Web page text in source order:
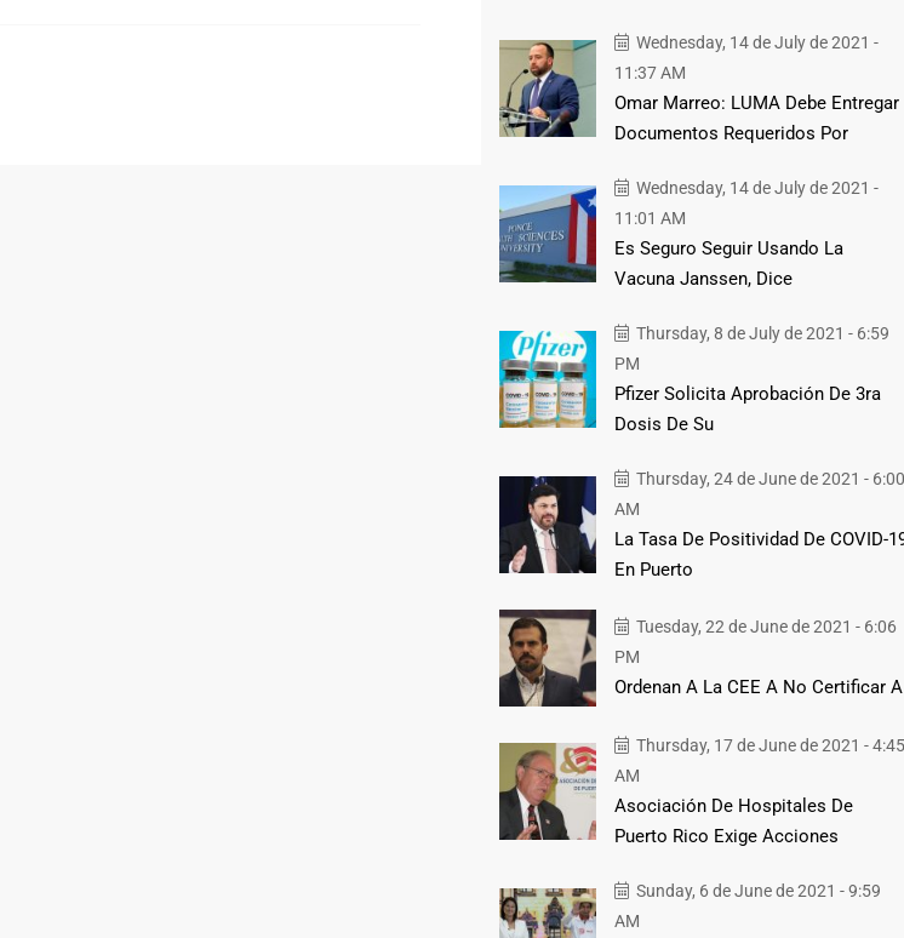
Wednesday, 14 de July de 2021 -
11:37 AM
Omar Marreo: LUMA Debe Entregar
Documentos Requeridos Por
Wednesday, 14 de July de 2021 -
11:01 AM
Es Seguro Seguir Usando La
Vacuna Janssen, Dice
Thursday, 8 de July de 2021 - 6:59
PM
Pfizer Solicita Aprobación De 3ra
Dosis De Su
Thursday, 24 de June de 2021 - 6:00
AM
La Tasa De Positividad De COVID-
En Puerto
Tuesday, 22 de June de 2021 - 6:06
PM
Ordenan A La CEE A No Certificar A
Thursday, 17 de June de 2021 - 4:45
AM
Asociación De Hospitales De
Puerto Rico Exige Acciones
Sunday, 6 de June de 2021 - 9:59
AM